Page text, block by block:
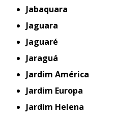
Jabaquara
Jaguara
Jaguaré
Jaraguá
Jardim América
Jardim Europa
Jardim Helena